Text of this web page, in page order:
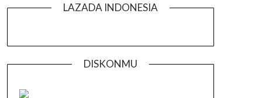
LAZADA INDONESIA
DISKONMU